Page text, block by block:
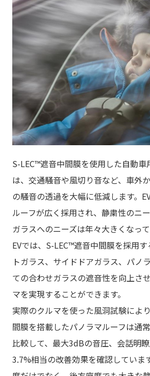
S-LEC™遮音中間膜を使用した自動車
は、交通騒音や風切り音など、車外
の騒音の透過を大幅に低減します。
ルーフが広く採用され、静粛性のニ
ガラスへのニーズは年々大きくなって
EVでは、S-LEC™遮音中間膜を採用
トガラス、サイドドアガラス、パノ
ての合わせガラスの遮音性を向上さ
マを実現することができます。
実際のクルマを使った風洞試験によ
間膜を搭載したパノラマルーフは通
比較して、最大3dBの音圧、会話明
3.7%相当の改善効果を確認していま